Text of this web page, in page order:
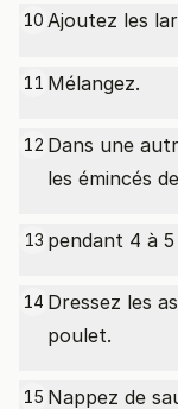
10 Ajoutez les
11 Mélangez.
12 Dans une
les émincés
13 pendant 4 à
14 Dressez les
poulet.
15 Nappez de